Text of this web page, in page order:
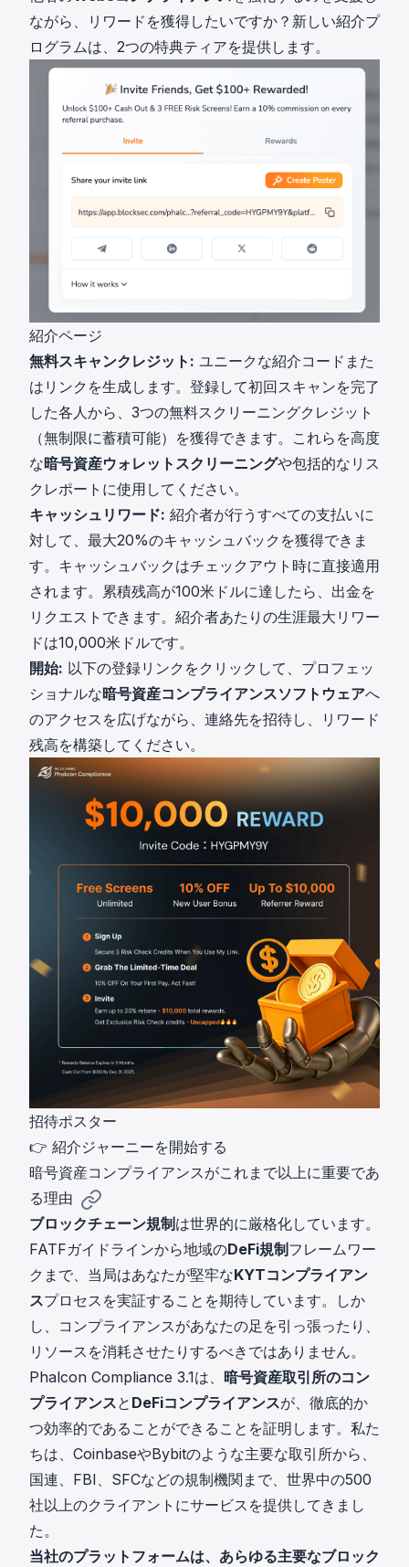
ながら、リワードを獲得したいですか？新しい紹介プ
ログラムは、2つの特典ティアを提供します。
紹介ページ
無料スキャンクレジット: ユニークな紹介コードまた
はリンクを生成します。登録して初回スキャンを完了
した各人から、3つの無料スクリーニングクレジット
（無制限に蓄積可能）を獲得できます。これらを高度
な暗号資産ウォレットスクリーニングや包括的なリス
クレポートに使用してください。
キャッシュリワード: 紹介者が行うすべての支払いに
対して、最大20%のキャッシュバックを獲得できま
す。キャッシュバックはチェックアウト時に直接適用
されます。累積残高が100米ドルに達したら、出金を
リクエストできます。紹介者あたりの生涯最大リワー
ドは10,000米ドルです。
開始: 以下の登録リンクをクリックして、プロフェッ
ショナルな暗号資産コンプライアンスソフトウェアへ
のアクセスを広げながら、連絡先を招待し、リワード
残高を構築してください。
招待ポスター
👉 紹介ジャーニーを開始する
暗号資産コンプライアンスがこれまで以上に重要であ
る理由
ブロックチェーン規制 は世界的に厳格化しています。
FATFガイドラインから地域のDeFi規制 フレームワー
クまで、当局はあなたが堅牢なKYTコンプライアン
スプロセスを実証することを期待しています。しか
し、コンプライアンスがあなたの足を引っ張ったり、
リソースを消耗させたりするべきではありません。
Phalcon Compliance 3.1は、 暗号資産取引所のコン
プライアンスと DeFiコンプライアンスが、徹底的か
つ効率的であることができることを証明します。私た
ちは、CoinbaseやBybitのような主要な取引所から、
国連、FBI、SFCなどの規制機関まで、世界中の500
社以上のクライアントにサービスを提供してきまし
た。
当社のプラットフォームは、あらゆる主要なブロック